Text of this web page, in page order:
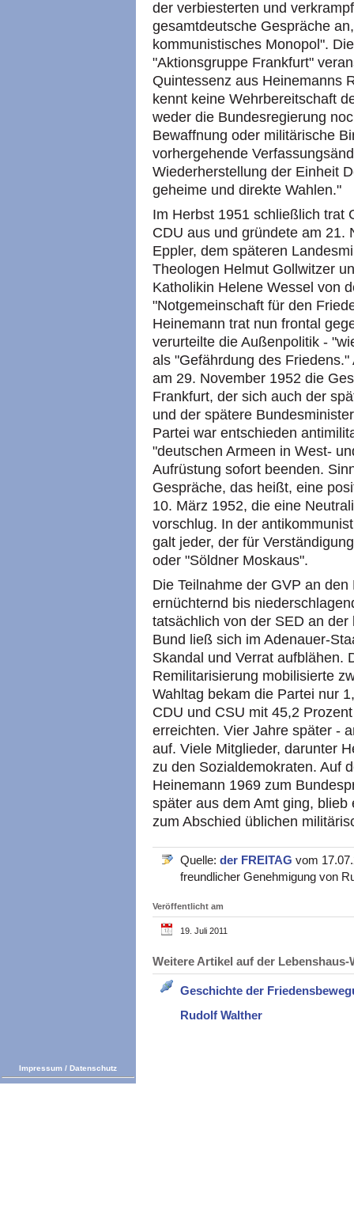
der verbiesterten und
gesamtdeutsche Gespräche
kommunistisches Monopol".
"Aktionsgruppe Frankfurt"
Quintessenz aus Heinemanns
kennt keine Wehrbereitschaft
weder die Bundesregierung
Bewaffnung oder militärische
vorhergehende
Wiederherstellung der Einheit
geheime und direkte Wahlen."
Im Herbst 1951 schließlich trat
CDU aus und gründete am 21.
Eppler, dem späteren
Theologen Helmut Gollwitzer
Katholikin Helene Wessel von
"Notgemeinschaft für den
Heinemann trat nun frontal
verurteilte die Außenpolitik -
als "Gefährdung des
am 29. November 1952 die
Frankfurt, der sich auch der
und der spätere
Partei war entschieden
"deutschen Armeen in West-
Aufrüstung sofort beenden.
Gespräche, das heißt, eine
10. März 1952, die eine
vorschlug. In der
galt jeder, der für
oder "Söldner Moskaus".
Die Teilnahme der GVP an
ernüchternd bis
tatsächlich von der SED an
Bund ließ sich im Adenauer-
Skandal und Verrat aufblähen.
Remilitarisierung mobilisierte
Wahltag bekam die Partei nur
CDU und CSU mit 45,2
erreichten. Vier Jahre später -
auf. Viele Mitglieder, darunter
zu den Sozialdemokraten. Auf
Heinemann 1969 zum
später aus dem Amt ging,
zum Abschied üblichen
Quelle: der FREITAG vom
freundlicher Genehmigung von
Veröffentlicht am
19. Juli 2011
Weitere Artikel auf der
Geschichte der
Rudolf Walther
Impressum / Datenschutz